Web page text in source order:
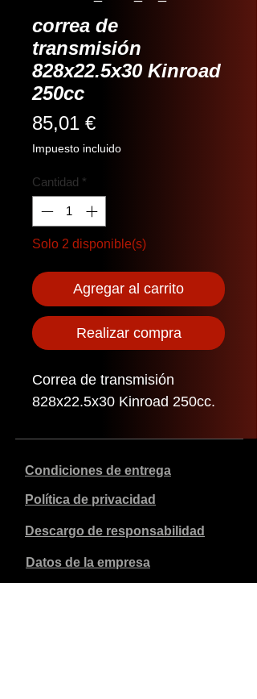
correa de
transmisión
828x22.5x30 Kinroad
250cc
85,01 €Precio
Impuesto incluido
Cantidad *
Solo 2 disponible(s)
Agregar al carrito
Realizar compra
Correa de transmisión
828x22.5x30 Kinroad 250cc.
Condiciones de entrega
Política de privacidad
Descargo de responsabilidad
Datos de la empresa